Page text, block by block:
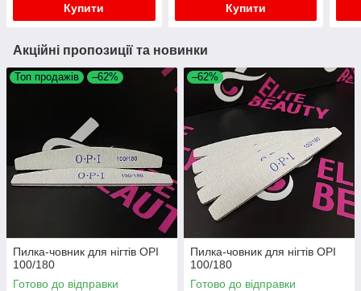
Купити Купити
Акційні пропозиції та новинки
Топ продажів –62%
Пилка-човник для нігтів OPI
100/180
Готово до відправки
–62%
Пилка-човник для нігтів OPI
100/180
Готово до відправки